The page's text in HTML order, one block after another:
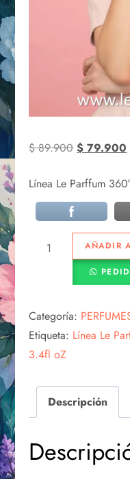
$89.900 $ 79.900
Línea Le Parffum
AÑADIR
Categoría:
Etiqueta: Línea Le
3.4fl oZ
Descripción